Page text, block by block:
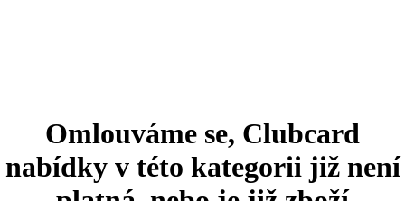
Omlouváme se, Clubcard
nabídky v této kategorii již není